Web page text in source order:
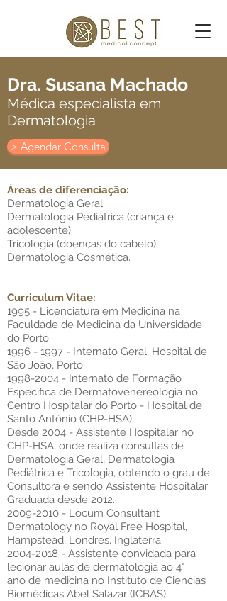
Áreas de diferenciação:
Dermatologia Geral
Dermatologia Pediátrica (criança e
adolescente)
Tricologia (doenças do cabelo)
Dermatologia Cosmética.
Curriculum Vitae:
1995 - Licenciatura em Medicina na
Faculdade de Medicina da Universidade
do Porto.
1996 - 1997 - Internato Geral, Hospital de
São João, Porto.
1998-2004 - Internato de Formação
Específica de Dermatovenereologia no
Centro Hospitalar do Porto - Hospital de
Santo António (CHP-HSA).
Desde 2004 - Assistente Hospitalar no
CHP-HSA, onde realiza consultas de
Dermatologia Geral, Dermatologia
Pediátrica e Tricologia, obtendo o grau de
Consultora e sendo Assistente Hospitalar
Graduada desde 2012.
2009-2010 - Locum Consultant
Dermatology no Royal Free Hospital,
Hampstead, Londres, Inglaterra.
2004-2018 - Assistente convidada para
lecionar aulas de dermatologia ao 4°
ano de medicina no Instituto de Ciencias
Biomédicas Abel Salazar (ICBAS).
Dra. Susana Machado
Médica especialista em
Dermatologia
> Agendar Consulta